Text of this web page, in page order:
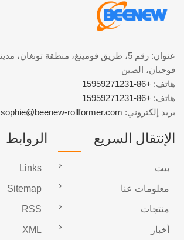
عنوان: رقم 5، طريق فومينغ، منطقة
فوجيان، الصين
هاتف: +86-15959271231
هاتف: +86-15959271231
بريد إلكتروني: sophie@beenew-rollformer.com
الإنتقال السريع
بيت
معلومات عنا
منتجات
أخبار
الروابط
Links
Sitemap
RSS
XML